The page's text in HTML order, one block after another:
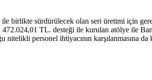
birlikte sürdürülecek olan seri üretimi için
TL. desteği ile kurulan atölye ile
personel ihtiyacının karşılanmasına da